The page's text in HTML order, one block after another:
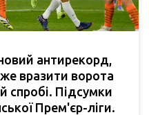
антирекорд,
вразити ворота
спробі. Підсумки
Прем'єр-ліги.